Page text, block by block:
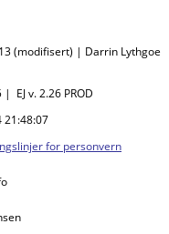
(modifisert) | Darrin Lythgoe
EJ v. 2.26 PROD
21:48:07
for personvern